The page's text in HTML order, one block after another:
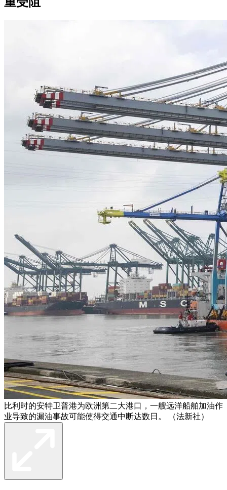
比利时的安特卫普港为欧洲第二大港口，一艘远洋船舶加油作
业导致的漏油事故可能使得交通中断达数日。 （法新社）